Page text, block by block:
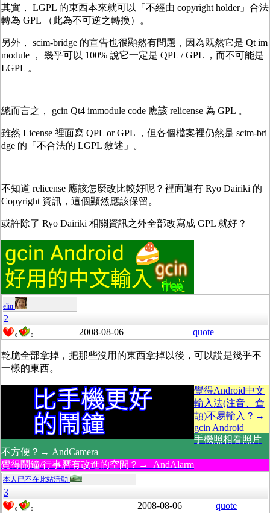
其實， LGPL 的東西本來就可以「不經由 copyright holder」合法
轉為 GPL （此為不可逆之轉換）。
另外， scim-bridge 的宣告也很顯然有問題，因為既然它是 Qt im
module ， 幾乎可以 100% 說它一定是 QPL / GPL ，而不可能是
LGPL 。
總而言之， gcin Qt4 immodule code 應該 relicense 為 GPL 。
雖然 License 裡面寫 QPL or GPL ，但各個檔案裡仍然是 scim-bri
dge 的「不合法的 LGPL 敘述」。
不知道 relicense 應該怎麼改比較好呢？裡面還有 Ryo Dairiki 的
Copyright 資訊，這個顯然應該保留。
或許除了 Ryo Dairiki 相關資訊之外全部改寫成 GPL 就好？
eliu
2
0 0 2008-08-06 quote
乾脆全部拿掉，把那些沒用的東西拿掉以後，可以說是幾乎不
一樣的東西。
覺得Android中文
輸入法(注音、倉
頡)不易輸入？→
gcin Android
手機照相看照片
不方便？→ AndCamera
覺得鬧鐘/行事曆有改進的空間？→ AndAlarm
本人已不在此站活動
3
0 0 2008-08-06 quote